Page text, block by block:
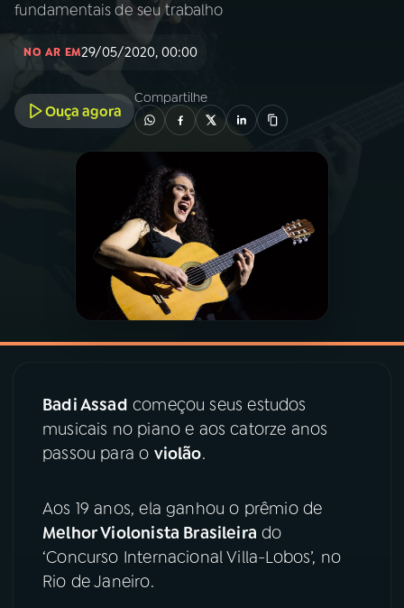
01INÍCIO
02A RÁDIO
PROGRAMAÇÃO
PROGRAMAS
PODCASTS
06VIDEOCASTS
07ÚLTIMAS
ACOMPANHE A RÁDIO MEC
YouTube
fundamentais de seu trabalho
NO AR EM29/05/2020, 00:00
Ouça agora
Compartilhe
Badi Assad começou seus estudos
musicais no piano e aos catorze anos
passou para o violão.
Aos 19 anos, ela ganhou o prêmio de
Melhor Violonista Brasileira do
‘Concurso Internacional Villa-Lobos’, no
Rio de Janeiro.